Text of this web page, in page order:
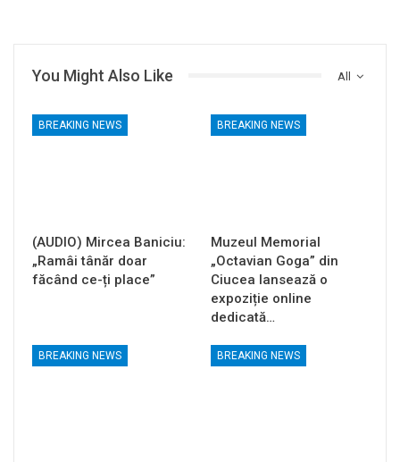
All
You Might Also Like
BREAKING NEWS
(AUDIO) Mircea Baniciu:
„Ramâi tânăr doar
făcând ce-ți place”
BREAKING NEWS
Muzeul Memorial
„Octavian Goga” din
Ciucea lansează o
expoziție online
dedicată…
BREAKING NEWS BREAKING NEWS